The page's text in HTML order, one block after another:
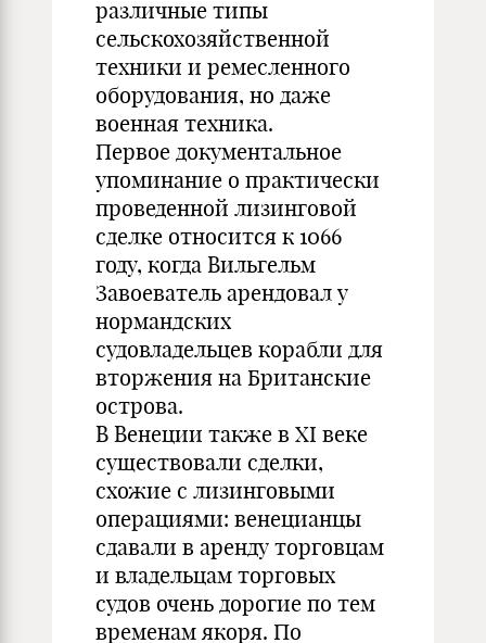
различные типы
сельскохозяйственной
техники и ремесленного
оборудования, но даже
военная техника.
Первое документальное
упоминание о практически
проведенной лизинговой
сделке относится к 1066
году, когда Вильгельм
Завоеватель арендовал у
нормандских
судовладельцев корабли для
вторжения на Британские
острова.
В Венеции также в XI веке
существовали сделки,
схожие с лизинговыми
операциями: венецианцы
сдавали в аренду торговцам
и владельцам торговых
судов очень дорогие по тем
временам якоря. По